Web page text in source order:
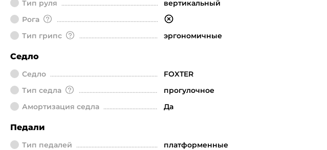
Тип руля
вертикальный
Рога
Тип грипс
эргономичные
Седло
Седло
FOXTER
Тип седла
прогулочное
Амортизация седла
Да
Педали
Тип педалей
платформенные